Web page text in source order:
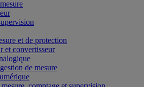
et de protection
et convertisseur
de mesure